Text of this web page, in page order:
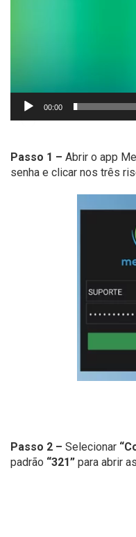
00:00
Passo 1 – Abrir o app
senha e clicar nos três
Passo 2 – Selecionar
padrão “321” para abrir